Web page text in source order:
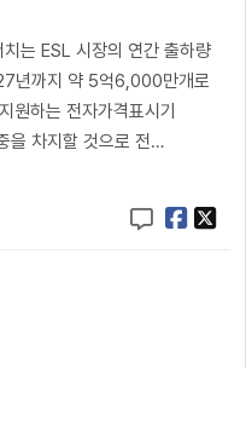
는 ESL 시장의 연간 출하량
년까지 약 5억6,000만개로
원하는 전자가격표시기
을 차지할 것으로 전…